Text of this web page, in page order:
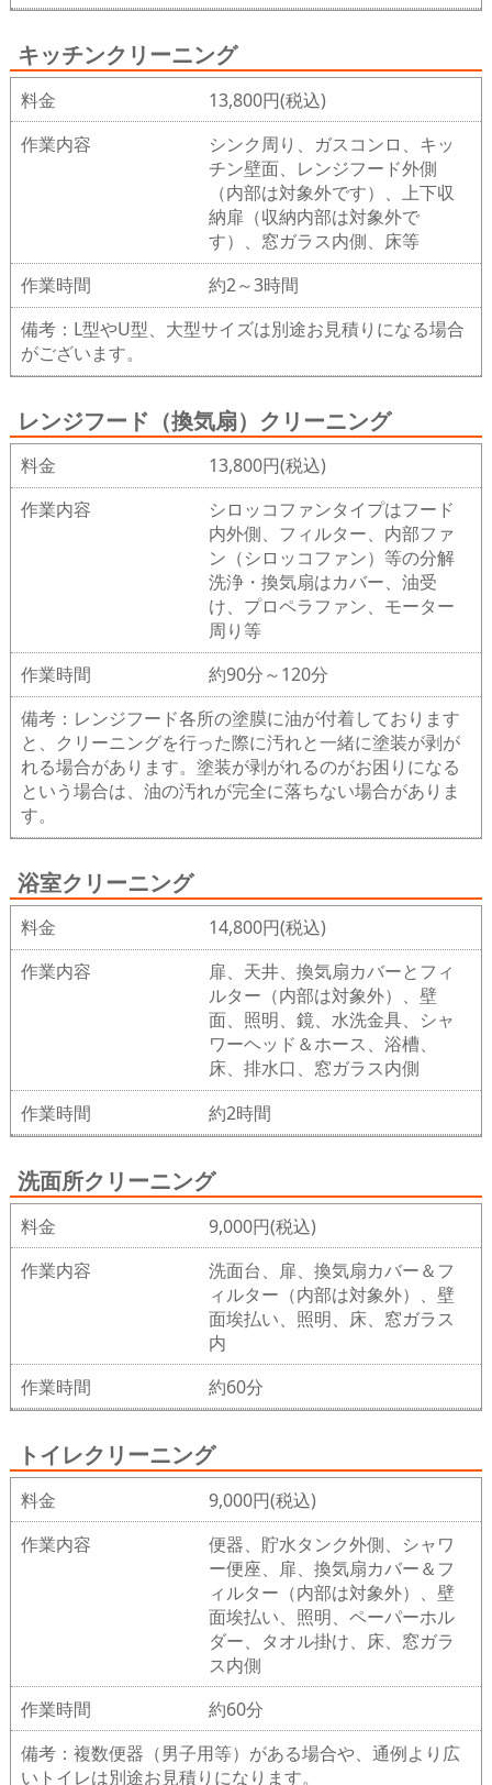
キッチンクリーニング
料金
13,800円(税込)
作業内容
シンク周り、ガスコンロ、キッ
チン壁面、レンジフード外側
（内部は対象外です）、上下収
納扉（収納内部は対象外で
す）、窓ガラス内側、床等
作業時間
約2～3時間
備考：L型やU型、大型サイズは別途お見積りになる場合
がございます。
レンジフード（換気扇）クリーニング
料金
13,800円(税込)
作業内容
シロッコファンタイプはフード
内外側、フィルター、内部ファ
ン（シロッコファン）等の分解
洗浄・換気扇はカバー、油受
け、プロペラファン、モーター
周り等
作業時間
約90分～120分
備考：レンジフード各所の塗膜に油が付着しております
と、クリーニングを行った際に汚れと一緒に塗装が剥が
れる場合があります。塗装が剥がれるのがお困りになる
という場合は、油の汚れが完全に落ちない場合がありま
す。
浴室クリーニング
料金
14,800円(税込)
作業内容
扉、天井、換気扇カバーとフィ
ルター（内部は対象外）、壁
面、照明、鏡、水洗金具、シャ
ワーヘッド＆ホース、浴槽、
床、排水口、窓ガラス内側
作業時間
約2時間
洗面所クリーニング
料金
9,000円(税込)
作業内容
洗面台、扉、換気扇カバー＆フ
ィルター（内部は対象外）、壁
面埃払い、照明、床、窓ガラス
内
作業時間
約60分
トイレクリーニング
料金
9,000円(税込)
作業内容
便器、貯水タンク外側、シャワ
ー便座、扉、換気扇カバー＆フ
ィルター（内部は対象外）、壁
面埃払い、照明、ペーパーホル
ダー、タオル掛け、床、窓ガラ
ス内側
作業時間
約60分
備考：複数便器（男子用等）がある場合や、通例より広
いトイレは別途お見積りになります。